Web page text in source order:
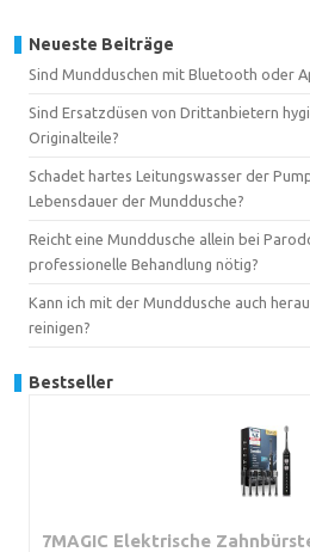
Neueste Beiträge
Sind Mundduschen mit Bluetooth oder
Sind Ersatzdüsen von Drittanbietern
Originalteile?
Schadet hartes Leitungswasser der
Lebensdauer der Munddusche?
Reicht eine Munddusche allein bei
professionelle Behandlung nötig?
Kann ich mit der Munddusche auch
reinigen?
Bestseller
7MAGIC Elektrische